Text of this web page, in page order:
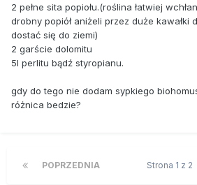
2 pełne sita popiołu.(roślina łatwiej
drobny popiół aniżeli przez duże kawałki
dostać się do ziemi)
2 garście dolomitu
5l perlitu bądź styropianu.
gdy do tego nie dodam sypkiego
różnica bedzie?
POPRZEDNIA Strona 1 z 2